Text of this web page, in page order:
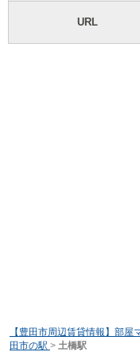
URL
【豊田市周辺賃貸情報】部屋
田市の駅 > 土橋駅